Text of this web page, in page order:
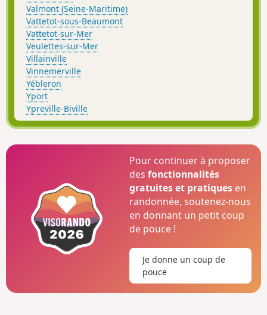
Valmont (Seine-Maritime)
Vattetot-sous-Beaumont
Vattetot-sur-Mer
Veulettes-sur-Mer
Villainville
Vinnemerville
Yébleron
Yport
Ypreville-Biville
Pour continuer à proposer
desfonctionnalités
gratuites et pratiques en
randonnée, soutenez-nous
en donnant un petit coup
de pouce !
Je donne un coup de
pouce